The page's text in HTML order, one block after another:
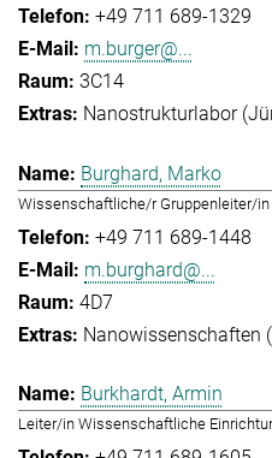
+49 711 689-1329
m.burger@...
3C14
Nanostrukturlabor
Burghard, Marko
Wissenschaftliche/r Gruppenleiter/in
+49 711 689-1448
m.burghard@...
4D7
Nanowissenschaften
Burkhardt, Armin
Leiter/in Wissenschaftliche